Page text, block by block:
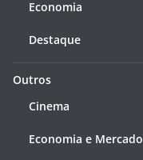
Economia
Destaque
Outros
Cinema
Economia e Mercado